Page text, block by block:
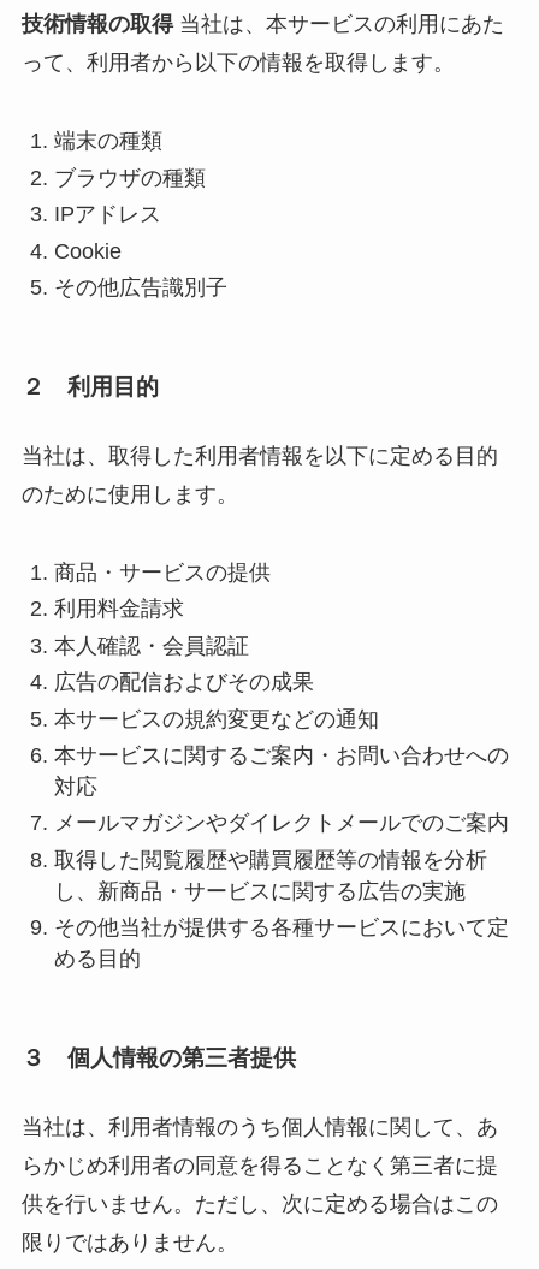
技術情報の取得当社は、本サービスの利用にあた
って、利用者から以下の情報を取得します。
端末の種類
ブラウザの種類
IPアドレス
Cookie
その他広告識別子
２ 利用目的
当社は、取得した利用者情報を以下に定める目的
のために使用します。
商品・サービスの提供
利用料金請求
本人確認・会員認証
広告の配信およびその成果
本サービスの規約変更などの通知
本サービスに関するご案内・お問い合わせへの
対応
メールマガジンやダイレクトメールでのご案内
取得した閲覧履歴や購買履歴等の情報を分析
し、新商品・サービスに関する広告の実施
その他当社が提供する各種サービスにおいて定
める目的
３ 個人情報の第三者提供
当社は、利用者情報のうち個人情報に関して、あ
らかじめ利用者の同意を得ることなく第三者に提
供を行いません。ただし、次に定める場合はこの
限りではありません。